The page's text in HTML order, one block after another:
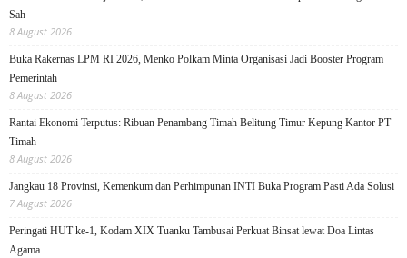
Sah
8 August 2026
Buka Rakernas LPM RI 2026, Menko Polkam Minta Organisasi Jadi Booster Program
Pemerintah
8 August 2026
Rantai Ekonomi Terputus: Ribuan Penambang Timah Belitung Timur Kepung Kantor PT
Timah
8 August 2026
Jangkau 18 Provinsi, Kemenkum dan Perhimpunan INTI Buka Program Pasti Ada Solusi
7 August 2026
Peringati HUT ke-1, Kodam XIX Tuanku Tambusai Perkuat Binsat lewat Doa Lintas
Agama